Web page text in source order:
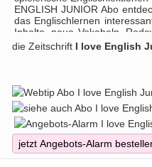
ENGLISH JUNIOR Abo
das Englischlernen
Inhalte, neue Vokabeln,
können. Das I LOVE
Sprachenlernen. Mit
abwechslungsreichen
regelmäßige
die Zeitschrift I love English
jetzt Angebots-Alarm